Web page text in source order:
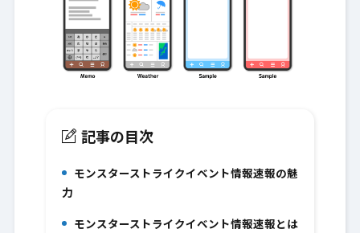
記事の目次
モンスターストライクイベント情報速報の魅
力
モンスターストライクイベント情報速報とは